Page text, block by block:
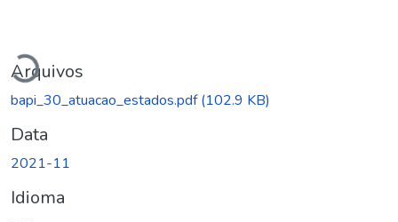
Arquivos
bapi_30_atuacao_estados.pdf(102.9 KB)
Data
2021-11
Idioma